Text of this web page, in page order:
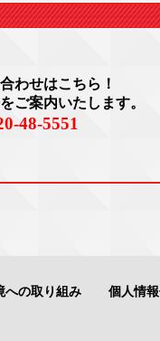
わせはこちら！
ご案内いたします。
48-5551
への取り組み 個人情